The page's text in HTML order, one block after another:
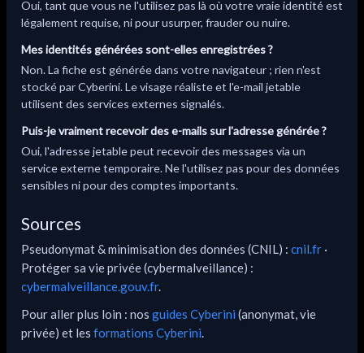
Oui, tant que vous ne l'utilisez pas là où votre vraie identité est
légalement requise, ni pour usurper, frauder ou nuire.
Mes identités générées sont-elles enregistrées ?
Non. La fiche est générée dans votre navigateur ; rien n'est
stocké par Cyberini. Le visage réaliste et l'e-mail jetable
utilisent des services externes signalés.
Puis-je vraiment recevoir des e-mails sur l'adresse générée ?
Oui, l'adresse jetable peut recevoir des messages via un
service externe temporaire. Ne l'utilisez pas pour des données
sensibles ni pour des comptes importants.
Sources
Pseudonymat & minimisation des données (CNIL) : cnil.fr·
Protéger sa vie privée (cybermalveillance) :
cybermalveillance.gouv.fr.
Pour aller plus loin : nos guides Cyberini (anonymat, vie
privée) et les formations Cyberini.